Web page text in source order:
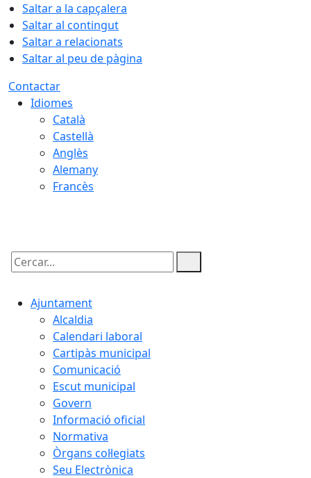
Saltar a la capçalera
Saltar al contingut
Saltar a relacionats
Saltar al peu de pàgina
Contactar
Idiomes
Català
Castellà
Anglès
Alemany
Francès
Cercar:
Ajuntament
Alcaldia
Calendari laboral
Cartipàs municipal
Comunicació
Escut municipal
Govern
Informació oficial
Normativa
Òrgans col·legiats
Seu Electrònica